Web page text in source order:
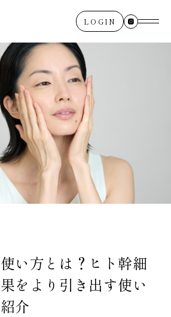
LOGIN
い方とは？ヒト幹細
をより引き出す使い
介